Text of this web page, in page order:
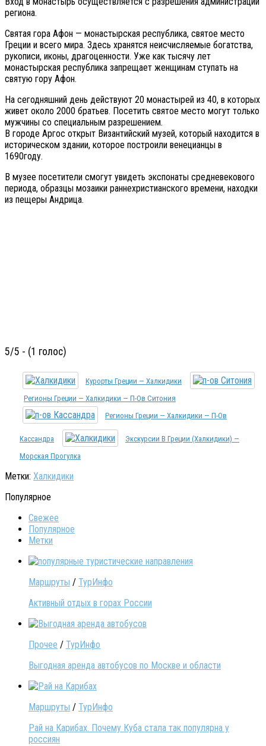
региона.
Святая гора Афон — монастырская республика, святое место
Греции и всего мира. Здесь хранятся неисчисляемые богатства,
рукописи, иконы, драгоценности. Уже как тысячу лет
монастырская республика запрещает женщинам ступать на
святую гору Афон.
На сегодняшний день действуют 20 монастырей из 40, в которых
живет около 2000 братьев. Посетить святое место могут только
мужчины со специальным разрешением.
В городе Аргос открыт Византийский музей, который находится в
историческом здании, которое построили венецианцы в
1690году.
В музее посетители смогут увидеть экспонаты средневекового
периода, образцы мозаики раннехристианского времени, находки
из пещеры Андрица.
5/5 - (1 голос)
Курорты Греции — Халкидики
Регионы Греции — Халкидики — П-Ов Ситония
Регионы Греции — Халкидики — П-Ов
Кассандра
Экскурсии В Греции (Халкидики) —
Морская Прогулка
Метки: Халкидики
Популярное
Свежее
Популярное
Метки
Маршруты / ТурИнфо
Активный отдых в горах России
Прочее / ТурИнфо
Выгодная аренда автобусов по Москве и области
Маршруты / ТурИнфо
Рай на Карибах. Почему Куба стала так популярна у
россиян